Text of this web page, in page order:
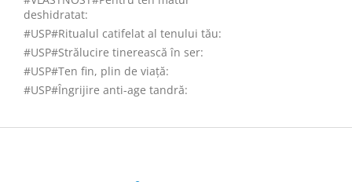
deshidratat:
#USP#Ritualul catifelat al tenului tău:
#USP#Strălucire tinerească în ser:
#USP#Ten fin, plin de viață:
#USP#Îngrijire anti-age tandră:
S